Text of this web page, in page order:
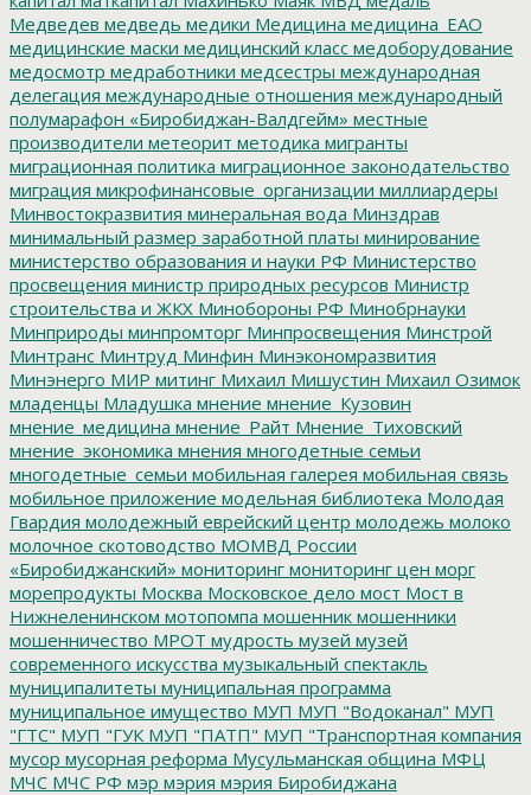
Медведев медведь медики Медицина медицина_ЕАО
медицинские маски медицинский класс медоборудование
медосмотр медработники медсестры международная
делегация международные отношения международный
полумарафон «Биробиджан-Валдгейм» местные
производители метеорит методика мигранты
миграционная политика миграционное законодательство
миграция микрофинансовые_организации миллиардеры
Минвостокразвития минеральная вода Минздрав
минимальный размер заработной платы минирование
министерство образования и науки РФ Министерство
просвещения министр природных ресурсов Министр
строительства и ЖКХ Минобороны РФ Минобрнауки
Минприроды минпромторг Минпросвещения Минстрой
Минтранс Минтруд Минфин Минэкономразвития
Минэнерго МИР митинг Михаил Мишустин Михаил Озимок
младенцы Младушка мнение мнение_Кузовин
мнение_медицина мнение_Райт Мнение_Тиховский
мнение_экономика мнения многодетные семьи
многодетные_семьи мобильная галерея мобильная связь
мобильное приложение модельная библиотека Молодая
Гвардия молодежный еврейский центр молодежь молоко
молочное скотоводство МОМВД России
«Биробиджанский» мониторинг мониторинг цен морг
морепродукты Москва Московское дело мост Мост в
Нижнеленинском мотопомпа мошенник мошенники
мошенничество МРОТ мудрость музей музей
современного искусства музыкальный спектакль
муниципалитеты муниципальная программа
муниципальное имущество МУП МУП "Водоканал" МУП
"ГТС" МУП "ГУК МУП "ПАТП" МУП "Транспортная компания
мусор мусорная реформа Мусульманская община МФЦ
МЧС МЧС РФ мэр мэрия мэрия Биробиджана